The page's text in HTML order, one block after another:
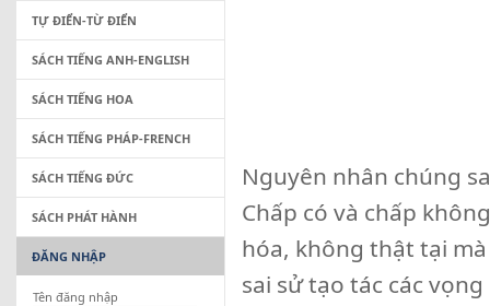
Nguyên nhân chúng
Chấp có và chấp
hóa, không thật tại
sai sử tạo tác các
TỰ ĐIỂN-TỪ ĐIỂN
SÁCH TIẾNG ANH-ENGLISH
SÁCH TIẾNG HOA
SÁCH TIẾNG PHÁP-FRENCH
SÁCH TIẾNG ĐỨC
SÁCH PHÁT HÀNH
ĐĂNG NHẬP
Tên đăng nhập